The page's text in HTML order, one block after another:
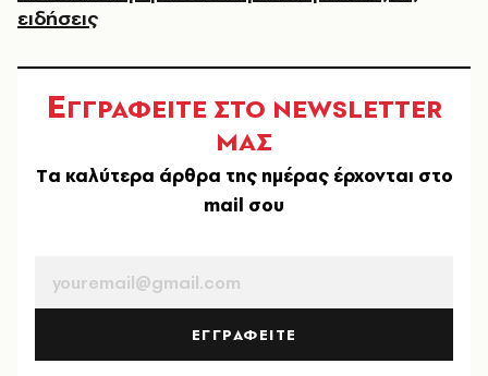
ειδήσεις
ΕΓΓΡΑΦΕΙΤΕ ΣΤΟ NEWSLETTER
ΜΑΣ
Tα καλύτερα άρθρα της ημέρας έρχονται στο
mail σου
ΕΓΓΡΑΦΕΙΤΕ